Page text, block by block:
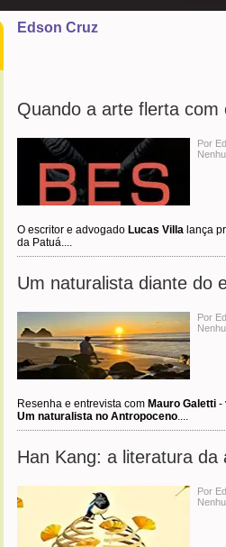
Edson Cruz
Quando a arte flerta com
Por
O escritor e advogado Lucas Villa lança
da Patuá....
Um naturalista diante do
Por
Resenha e entrevista com Mauro Galetti -
Um naturalista no Antropoceno....
Han Kang: a literatura da
Por